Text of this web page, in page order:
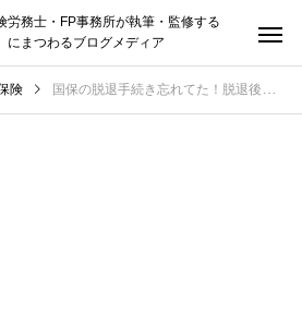
労務士・FP事務所が執筆・監修する
にまつわるブログメディア
険 国保の脱退手続き忘れてた！脱退後の保険料は支払う必要あるの！？